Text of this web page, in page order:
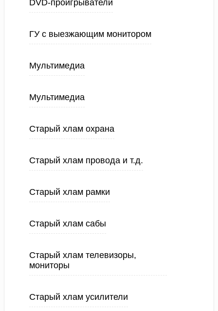
DVD-проигрыватели
ГУ с выезжающим монитором
Мультимедиа
Мультимедиа
Старый хлам охрана
Старый хлам провода и т.д.
Старый хлам рамки
Старый хлам сабы
Старый хлам телевизоры,
мониторы
Старый хлам усилители